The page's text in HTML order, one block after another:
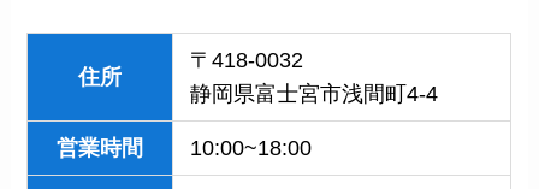
住所
〒418-0032
静岡県富士宮市浅間町4-4
営業時間 10:00~18:00